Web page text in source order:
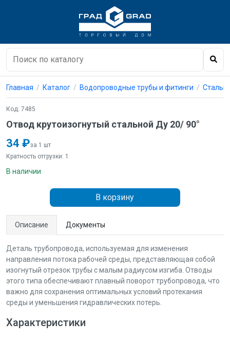
Главная Каталог Водопроводные трубы и фитинги
Код: 7485
Отвод крутоизогнутый стальной Ду 20/ 90°
34 ₽за 1 шт
Кратность отгрузки: 1
В наличии
В корзину
Описание Документы
Деталь трубопровода, используемая для изменения
направления потока рабочей среды, представляющая собой
изогнутый отрезок трубы с малым радиусом изгиба. Отводы
этого типа обеспечивают плавный поворот трубопровода, что
важно для сохранения оптимальных условий протекания
среды и уменьшения гидравлических потерь.
Характеристики